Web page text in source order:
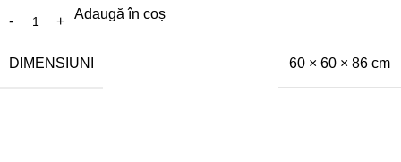
Adaugă în coș
DIMENSIUNI 60 × 60 × 86 cm